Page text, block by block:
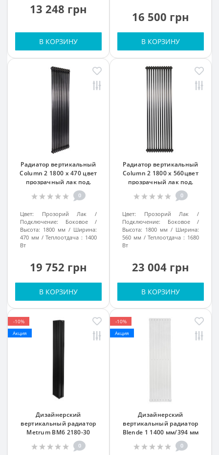
13 248 грн
В КОРЗИНУ
16 500 грн
В КОРЗИНУ
Радиатор вертикальный
Column 2 1800 x 470 цвет
прозрачный лак под.
боковое №34
0
Цвет:
Прозорий Лак
Подключение:
Боковое
Высота: 1800 мм
Ширина:
470 мм
Теплоотдача : 1400
Вт
19 752 грн
В КОРЗИНУ
Радиатор вертикальный
Column 2 1800 x 560цвет
прозрачный лак под.
боковое №34
0
Цвет:
Прозорий Лак
Подключение:
Боковое
Высота: 1800 мм
Ширина:
560 мм
Теплоотдача : 1680
Вт
23 004 грн
В КОРЗИНУ
-10%
Акция
Дизайнерский
вертикальный радиатор
Metrum BM6 2180-30
1800/255 Черный Ral 9005M
№66
0
-10%
Акция
Дизайнерский
вертикальный радиатор
Blende 1 1400 мм/394 мм
Белый Матовый RAL9016,
подк. №99
0